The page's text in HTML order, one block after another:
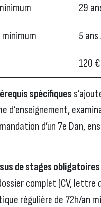
29
minimum 5
120 €
spécifiques
d’enseignement,
d’un 7e Dan,
de stages obligatoires
complet (CV,
régulière de 72h/an